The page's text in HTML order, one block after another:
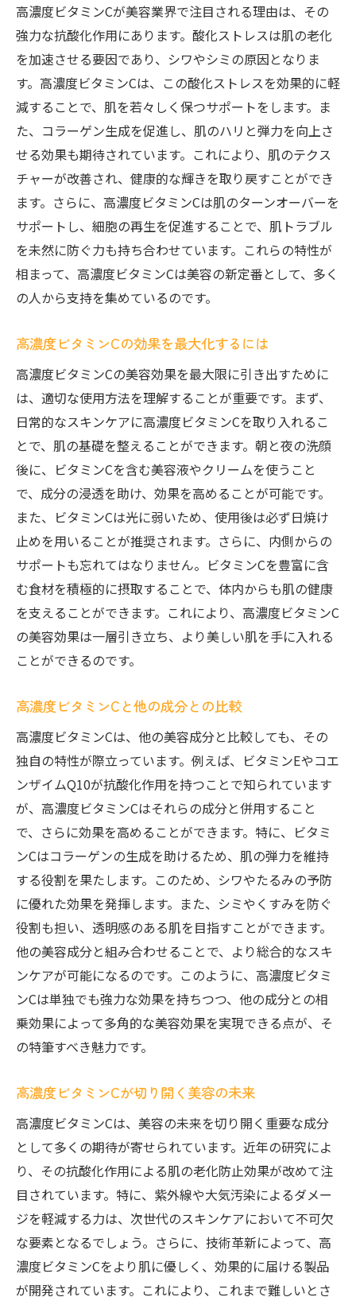
高濃度ビタミンCが市場で注目される背景
美容専門家が薦める高濃度ビタミンCの利点
高濃度ビタミンCがもたらす美容効果の信頼
性
高濃度ビタミンCの人気を支える研究結果
高濃度ビタミンCが提案する新しい美容法
美容トレンドの中心にいる高濃度ビタミンC
高濃度ビタミンCによる酸化ストレス対策の新常
識
酸化ストレスとは？高濃度ビタミンCの役割
高濃度ビタミンCの抗酸化作用で健康な肌へ
環境ストレスから肌を守る高濃度ビタミンC
ミンC
高濃度ビタミンCの抗酸化効果を体感する
美肌を叶える高濃度ビタミンCの革新効果
高濃度ビタミンCで実現する美肌の秘訣
高濃度ビタミンCがもたらす美肌の未来
美肌成分としての高濃度ビタミンCの実力
美肌を維持するための高濃度ビタミンC活用
法
高濃度ビタミンCの効果的な取り入れ方
美肌を保つために知っておきたい高濃度ビ
タミンCの特性
能性
高濃度ビタミンCが日常の美容習慣に与える
変化
高濃度ビタミンCを取り入れた新しい美容ル
ーティン
美容習慣を見直す高濃度ビタミンCの提案
高濃度ビタミンCが拓く美容の新しい可能性
日常に取り入れる高濃度ビタミンCの利点
高濃度ビタミンCが美容業界で注目される理由は、その
強力な抗酸化作用にあります。酸化ストレスは肌の老化
を加速させる要因であり、シワやシミの原因となりま
す。高濃度ビタミンCは、この酸化ストレスを効果的に軽
減することで、肌を若々しく保つサポートをします。ま
た、コラーゲン生成を促進し、肌のハリと弾力を向上さ
せる効果も期待されています。これにより、肌のテクス
チャーが改善され、健康的な輝きを取り戻すことができ
ます。さらに、高濃度ビタミンCは肌のターンオーバーを
サポートし、細胞の再生を促進することで、肌トラブル
を未然に防ぐ力も持ち合わせています。これらの特性が
相まって、高濃度ビタミンCは美容の新定番として、多く
の人から支持を集めているのです。
高濃度ビタミンCの効果を最大化するには
高濃度ビタミンCの美容効果を最大限に引き出すために
は、適切な使用方法を理解することが重要です。まず、
日常的なスキンケアに高濃度ビタミンCを取り入れるこ
とで、肌の基礎を整えることができます。朝と夜の洗顔
後に、ビタミンCを含む美容液やクリームを使うこと
で、成分の浸透を助け、効果を高めることが可能です。
また、ビタミンCは光に弱いため、使用後は必ず日焼け
止めを用いることが推奨されます。さらに、内側からの
サポートも忘れてはなりません。ビタミンCを豊富に含
む食材を積極的に摂取することで、体内からも肌の健康
を支えることができます。これにより、高濃度ビタミンC
の美容効果は一層引き立ち、より美しい肌を手に入れる
ことができるのです。
高濃度ビタミンCと他の成分との比較
高濃度ビタミンCは、他の美容成分と比較しても、その
独自の特性が際立っています。例えば、ビタミンEやコエ
ンザイムQ10が抗酸化作用を持つことで知られています
が、高濃度ビタミンCはそれらの成分と併用すること
で、さらに効果を高めることができます。特に、ビタミ
ンCはコラーゲンの生成を助けるため、肌の弾力を維持
する役割を果たします。このため、シワやたるみの予防
に優れた効果を発揮します。また、シミやくすみを防ぐ
役割も担い、透明感のある肌を目指すことができます。
他の美容成分と組み合わせることで、より総合的なスキ
ンケアが可能になるのです。このように、高濃度ビタミ
ンCは単独でも強力な効果を持ちつつ、他の成分との相
乗効果によって多角的な美容効果を実現できる点が、そ
の特筆すべき魅力です。
高濃度ビタミンCが切り開く美容の未来
高濃度ビタミンCは、美容の未来を切り開く重要な成分
として多くの期待が寄せられています。近年の研究によ
り、その抗酸化作用による肌の老化防止効果が改めて注
目されています。特に、紫外線や大気汚染によるダメー
ジを軽減する力は、次世代のスキンケアにおいて不可欠
な要素となるでしょう。さらに、技術革新によって、高
濃度ビタミンCをより肌に優しく、効果的に届ける製品
が開発されています。これにより、これまで難しいとさ